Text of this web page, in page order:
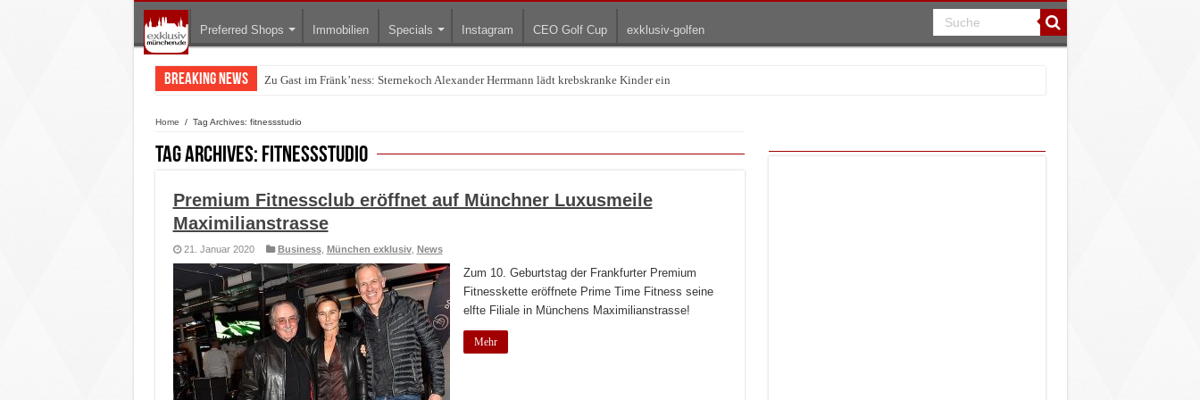
Preferred Shops Immobilien Specials Instagram CEO Golf Cup exklusiv-golfen
Breaking News Zu Gast im Fränk’ness: Sternekoch Alexander Herrmann lädt krebskranke Kinder ein
Warum München gerade zum Treffpunkt der Lingerie-Branche wurde
Home / Tag Archives: fitnessstudio
Tag Archives: fitnessstudio
Premium Fitnessclub eröffnet auf Münchner Luxusmeile
Maximilianstrasse
21. Januar 2020 Business, München exklusiv, News
Zum 10. Geburtstag der Frankfurter Premium
Fitnesskette eröffnete Prime Time Fitness seine
elfte Filiale in Münchens Maximilianstrasse!
Mehr